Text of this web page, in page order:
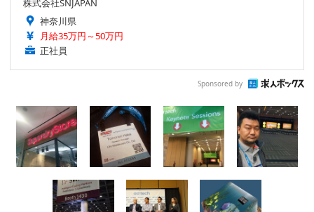
株式会社SNJAPAN
神奈川県
月給35万円～50万円
正社員
Sponsored by